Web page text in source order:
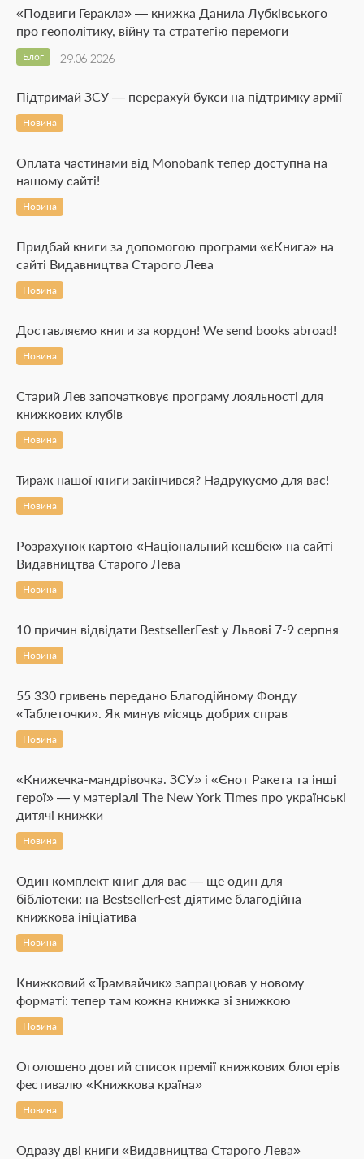
«Подвиги Геракла» — книжка Данила Лубківського
про геополітику, війну та стратегію перемоги
29.06.2026
Блог
Підтримай ЗСУ — перерахуй букси на підтримку армії
Новина
Оплата частинами від Monobank тепер доступна на
нашому сайті!
Новина
Придбай книги за допомогою програми «єКнига» на
сайті Видавництва Старого Лева
Новина
Доставляємо книги за кордон! We send books abroad!
Новина
Старий Лев започатковує програму лояльності для
книжкових клубів
Новина
Тираж нашої книги закінчився? Надрукуємо для вас!
Новина
Розрахунок картою «Національний кешбек» на сайті
Видавництва Старого Лева
Новина
10 причин відвідати BestsellerFest у Львові 7-9 серпня
Новина
55 330 гривень передано Благодійному Фонду
«Таблеточки». Як минув місяць добрих справ
Новина
«Книжечка-мандрівочка. ЗСУ» і «Єнот Ракета та інші
герої» — у матеріалі The New York Times про українські
дитячі книжки
Новина
Один комплект книг для вас — ще один для
бібліотеки: на BestsellerFest діятиме благодійна
книжкова ініціатива
Новина
Книжковий «Трамвайчик» запрацював у новому
форматі: тепер там кожна книжка зі знижкою
Новина
Оголошено довгий список премії книжкових блогерів
фестивалю «Книжкова країна»
Новина
Одразу дві книги «Видавництва Старого Лева»